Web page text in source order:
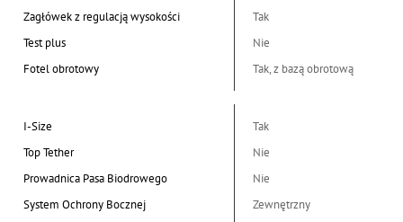
Zagłówek z regulacją wysokości
Tak
Test plus
Nie
Fotel obrotowy
Tak, z bazą obrotową
I-Size
Tak
Top Tether
Nie
Prowadnica Pasa Biodrowego
Nie
System Ochrony Bocznej
Zewnętrzny